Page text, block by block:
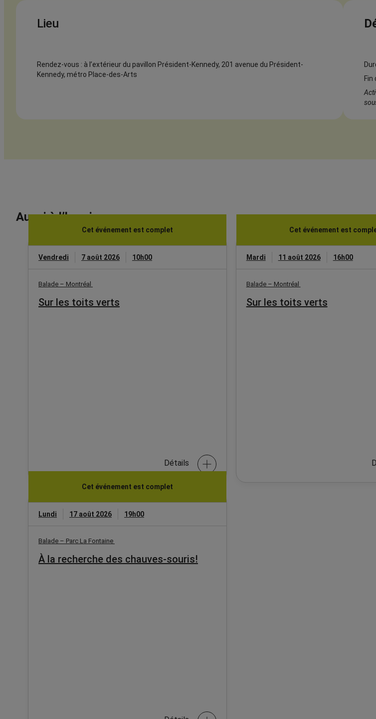
Lieu
Rendez-vous : à l’extérieur du pavillon Président-Kennedy, 201 avenue du Président-
Kennedy, métro Place-des-Arts
Aussi à l’horaire
Cet événement est complet
Vendredi 7 août 2026 10h00
Balade – Montréal
Sur les toits verts
Détails
Cet événement est
Mardi 11 août 2026 16h00
Balade – Montréal
Sur les toits verts
Cet événement est complet
Lundi 17 août 2026 19h00
Balade – Parc La Fontaine
À la recherche des chauves-souris!